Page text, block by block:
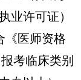
业许可证）
《医师资格
考临床类别